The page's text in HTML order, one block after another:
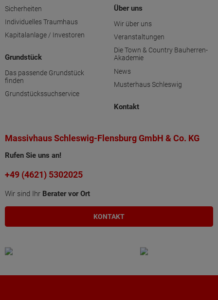
Sicherheiten
Individuelles Traumhaus
Kapitalanlage / Investoren
Grundstück
Das passende Grundstück
finden
Grundstückssuchservice
Über uns
Wir über uns
Veranstaltungen
Die Town & Country Bauherren-
Akademie
News
Musterhaus Schleswig
Kontakt
Massivhaus Schleswig-Flensburg GmbH & Co. KG
Rufen Sie uns an!
+49 (4621) 5302025
Wir sind Ihr Berater vor Ort
KONTAKT